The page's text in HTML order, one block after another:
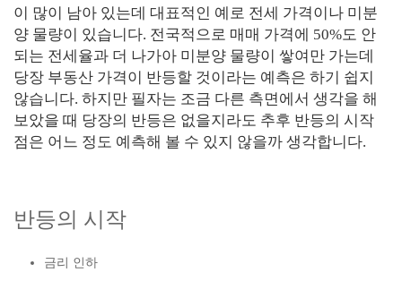
이 많이 남아 있는데 대표적인 예로 전세 가격이나 미분
양 물량이 있습니다. 전국적으로 매매 가격에 50%도 안
되는 전세율과 더 나가아 미분양 물량이 쌓여만 가는데
당장 부동산 가격이 반등할 것이라는 예측은 하기 쉽지
않습니다. 하지만 필자는 조금 다른 측면에서 생각을 해
보았을 때 당장의 반등은 없을지라도 추후 반등의 시작
점은 어느 정도 예측해 볼 수 있지 않을까 생각합니다.
반등의 시작
금리 인하